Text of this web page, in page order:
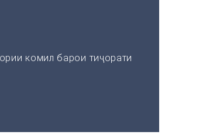
комил барои тиҷорати